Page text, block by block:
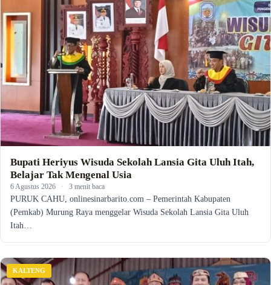
Bupati Heriyus Wisuda Sekolah Lansia Gita Uluh Itah,
Belajar Tak Mengenal Usia
6 Agustus 2026 · 3 menit baca
PURUK CAHU, onlinesinarbarito.com – Pemerintah Kabupaten
(Pemkab) Murung Raya menggelar Wisuda Sekolah Lansia Gita Uluh
Itah…
KALTENG